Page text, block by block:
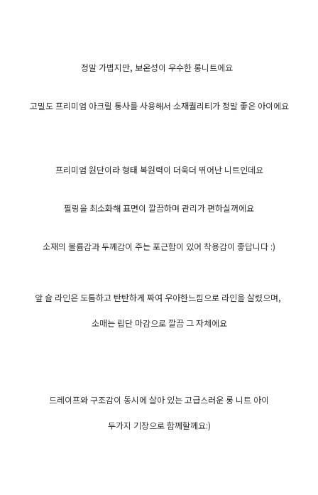
정말 가볍지만, 보온성이 우수한 롱니트에요
고밀도 프리미엄 아크릴 통사를 사용해서 소재퀄리티가 정말 좋은 아이에요
프리미엄 원단이라 형태 복원력이 더욱더 뛰어난 니트인데요
필링을 최소화해 표면이 깔끔하며 관리가 편하실꺼에요
소재의 볼륨감과 두께감이 주는 포근함이 있어 착용감이 좋답니다 :)
앞 숄 라인은 도톰하고 탄탄하게 짜여 우아한느낌으로 라인을 살렸으며,
소매는 립단 마감으로 깔끔 그 자체에요
드레이프와 구조감이 동시에 살아 있는 고급스러운 롱 니트 아이
두가지 기장으로 함께할께요:)